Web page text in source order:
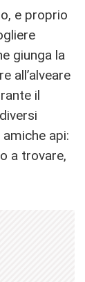
e proprio
giunga la
all’alveare
il
api:
a trovare,